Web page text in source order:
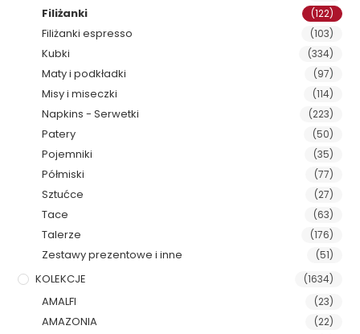
Filiżanki
(122)
Filiżanki espresso (103)
Kubki (334)
Maty i podkładki (97)
Misy i miseczki (114)
Napkins - Serwetki (223)
Patery (50)
Pojemniki (35)
Półmiski (77)
Sztućce (27)
Tace (63)
Talerze (176)
Zestawy prezentowe i inne (51)
KOLEKCJE (1634)
AMALFI (23)
AMAZONIA (22)